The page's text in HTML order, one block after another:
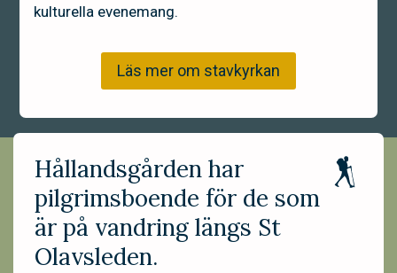
kulturella evenemang.
Läs mer om stavkyrkan
Hållandsgården har
pilgrimsboende för de som
är på vandring längs St
Olavsleden.